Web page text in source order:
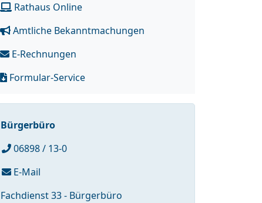
Rathaus Online
Amtliche Bekanntmachungen
E-Rechnungen
Formular-Service
Bürgerbüro
06898 / 13-0
E-Mail
Fachdienst 33 - Bürgerbüro